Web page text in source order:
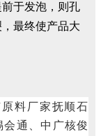
于发泡，则孔
最终使产品大
料厂家抚顺石
通、中广核俊